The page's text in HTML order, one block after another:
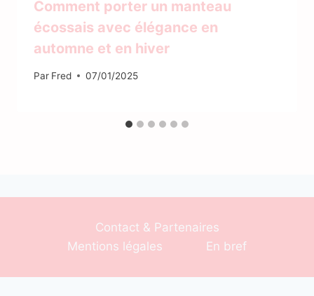
Comment porter un manteau
écossais avec élégance en
automne et en hiver
Par Fred 07/01/2025
Contact & Partenaires
Mentions légales
En bref